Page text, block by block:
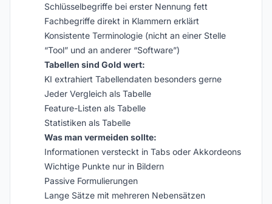
Schlüsselbegriffe bei erster Nennung fett
Fachbegriffe direkt in Klammern erklärt
Konsistente Terminologie (nicht an einer Stelle
“Tool” und an anderer “Software”)
Tabellen sind Gold wert:
KI extrahiert Tabellendaten besonders gerne
Jeder Vergleich als Tabelle
Feature-Listen als Tabelle
Statistiken als Tabelle
Was man vermeiden sollte:
Informationen versteckt in Tabs oder Akkordeons
Wichtige Punkte nur in Bildern
Passive Formulierungen
Lange Sätze mit mehreren Nebensätzen